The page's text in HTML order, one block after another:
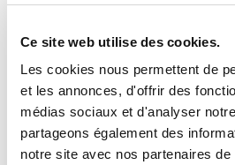
Ce site web utilise des cookies.
Les cookies nous permettent de
et les annonces, d'offrir des
médias sociaux et d'analyser
partageons également des
notre site avec nos partenaires